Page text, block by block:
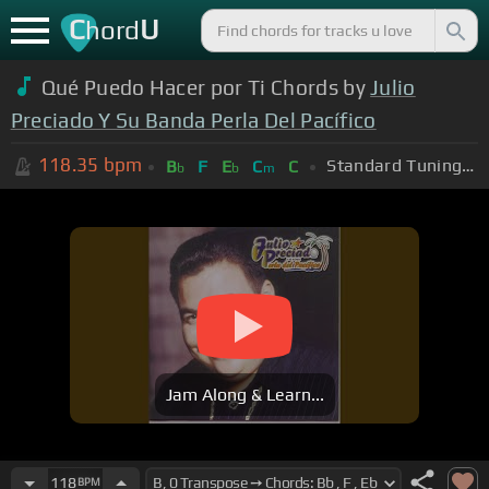
ChordU
Qué Puedo Hacer por Ti Chords byJulio
Preciado Y Su Banda Perla Del Pacífico
118.35 bpm Bb F Eb Cm C Standard Tuning (EADGBE)
Jam Along & Learn...
118BPM